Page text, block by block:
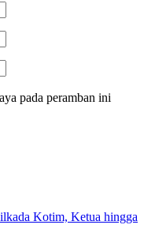
pada peramban ini
Kotim, Ketua hingga